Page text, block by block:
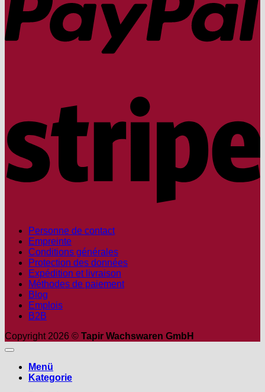
Personne de contact
Empreinte
Conditions générales
Protection des données
Expédition et livraison
Méthodes de paiement
Blog
Emplois
B2B
Copyright 2026 © Tapir Wachswaren GmbH
Menü
Kategorie